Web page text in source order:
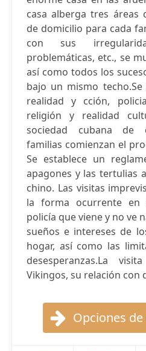
casa alberga tres áreas
de domicilio para cada
con sus
problemáticas, etc., se
así como todos los
bajo un mismo
realidad y cción,
religión y realidad
sociedad cubana de
familias comienzan el
Se establece un
apagones y las tertulias
chino. Las visitas
la forma ocurrente en
policía que viene y no ve
sueños e intereses de
hogar, así como las
desesperanzas.La
Vikingos, su relación con
Opciones